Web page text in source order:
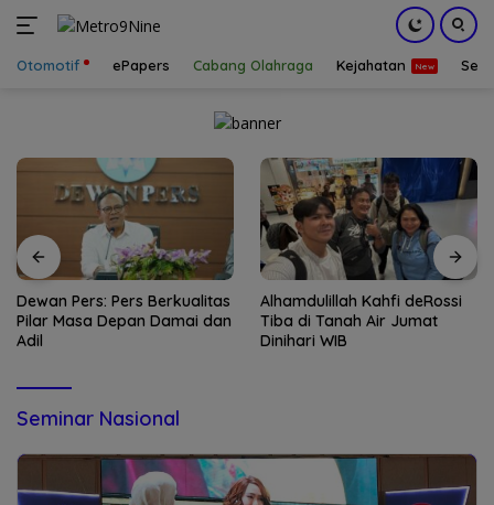
Otomotif ePapers Cabang Olahraga Kejahatan
Dewan Pers: Pers Berkualitas
Pilar Masa Depan Damai dan
Adil
Alhamdulillah Kahfi deRossi
Tiba di Tanah Air Jumat
Dinihari WIB
Seminar Nasional